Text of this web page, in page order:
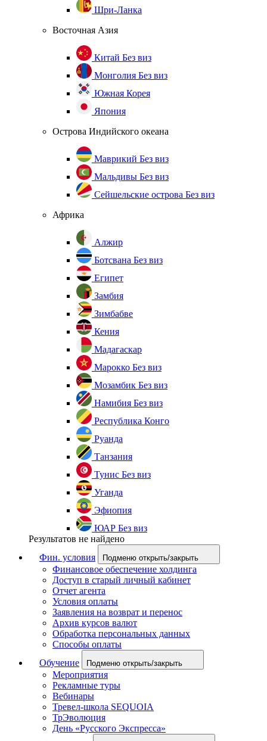
Шри-Ланка
Восточная Азия
Китай Без виз
Монголия Без виз
Южная Корея
Япония
Острова Индийского океана
Маврикий Без виз
Мальдивы Без виз
Сейшельские острова Без виз
Африка
Алжир
Ботсвана Без виз
Египет
Замбия
Зимбабве
Кения
Мадагаскар
Марокко Без виз
Мозамбик Без виз
Намибия Без виз
Республика Конго
Руанда
Танзания
Тунис Без виз
Уганда
Эфиопия
ЮАР Без виз
Результатов не найдено
Фин. условия
Подменю открыть/закрыть
Финансовое обеспечение холдинга
Доступ в старый личный кабинет
Отчет агента
Условия оплаты
Заявления на возврат и перенос
Архив курсов валют
Обработка персональных данных
Способы оплаты
Обучение
Подменю открыть/закрыть
Мероприятия
Рекламные туры
Вебинары
Тревел-школа SEQUOIA
ТрЭволюция
День «Русского Экспресса»